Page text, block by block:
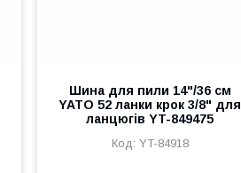
Шина для пили 14"/36 см
YATO 52 ланки крок 3/8" для
ланцюгів YT-849475
YT-84918